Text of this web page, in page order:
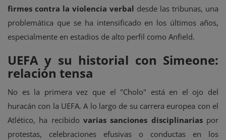
firmes contra la violencia verbal desde las tribunas, una
problemática que se ha intensificado en los últimos años,
especialmente en estadios de alto perfil como Anfield.
UEFA y su historial con Simeone:
relación tensa
No es la primera vez que el "Cholo" está en el ojo del
huracán con la UEFA. A lo largo de su carrera europea con el
Atlético, ha recibido varias sanciones disciplinariaspor
protestas, celebraciones efusivas o conductas en los